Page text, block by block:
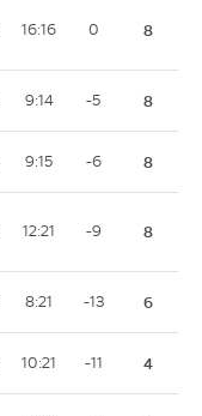
16:16 0 8
9:14 -5 8
9:15 -6 8
12:21 -9 8
8:21 -13 6
10:21 -11 4